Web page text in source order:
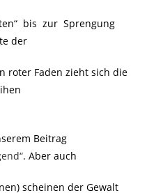
bis zur Sprengung
der
roter Faden zieht sich die
Beitrag
. Aber auch
scheinen der Gewalt